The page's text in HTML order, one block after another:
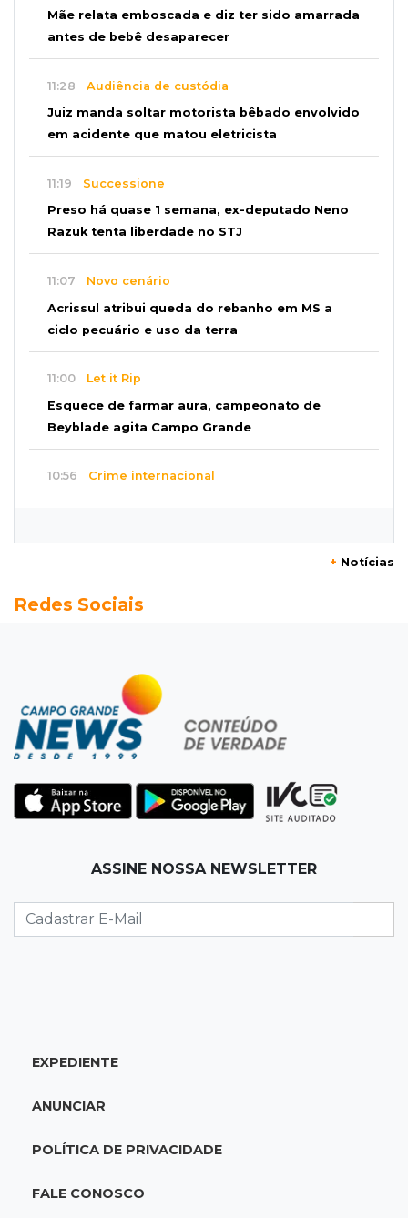
Mãe relata emboscada e diz ter sido amarrada
antes de bebê desaparecer
11:28 Audiência de custódia
Juiz manda soltar motorista bêbado envolvido
em acidente que matou eletricista
11:19 Successione
Preso há quase 1 semana, ex-deputado Neno
Razuk tenta liberdade no STJ
11:07 Novo cenário
Acrissul atribui queda do rebanho em MS a
ciclo pecuário e uso da terra
11:00 Let it Rip
Esquece de farmar aura, campeonato de
Beyblade agita Campo Grande
10:56 Crime internacional
MS já tem projetos em mercado de carbono
Licenciamento ambiental
Governador quer que Imasul assuma
licenciamento de rodovias da Rota da
Celulose
10:25 Dourados
Após brilhar na Copa LNF, goleiro do
Morte no trânsito e casamento de bisavó são
destaques da semana
Punição de agressores de mulheres precisar
+ Notícias
Redes Sociais
ASSINE NOSSA NEWSLETTER
EXPEDIENTE
ANUNCIAR
POLÍTICA DE PRIVACIDADE
FALE CONOSCO